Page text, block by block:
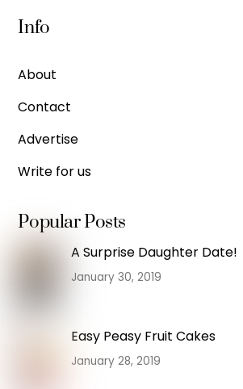
Info
About
Contact
Advertise
Write for us
Popular Posts
A Surprise Daughter Date!
January 30, 2019
Easy Peasy Fruit Cakes
January 28, 2019